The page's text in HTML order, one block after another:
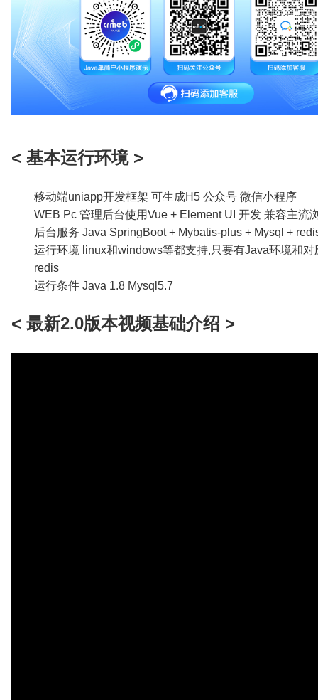
< 基本运行环境 >
移动端uniapp开发框架 可生成H5 公众号 微信小程序
WEB Pc 管理后台使用Vue + Element UI 开发 兼容主流
后台服务 Java SpringBoot + Mybatis-plus + Mysql +
运行环境 linux和windows等都支持,只要有Java环境和对
redis
运行条件 Java 1.8 Mysql5.7
< 最新2.0版本视频基础介绍 >